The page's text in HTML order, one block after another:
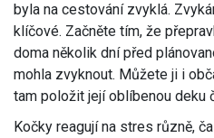
byla na cestování zvyklá.
klíčové. Začněte tím, že
doma několik dní před
mohla zvyknout. Můžete ji i
tam položit její oblíbenou deku
Kočky reagují na stres různě,